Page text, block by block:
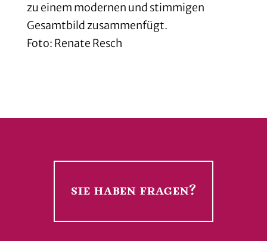
zu einem modernen und stimmigen
Gesamtbild zusammenfügt.
Foto: Renate Resch
sie haben fragen?